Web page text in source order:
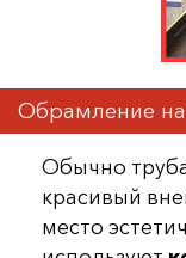
Обрамление на
Обычно
красивый
место